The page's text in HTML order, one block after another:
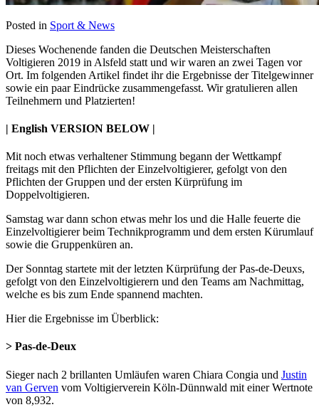
Posted in Sport & News
Dieses Wochenende fanden die Deutschen Meisterschaften
Voltigieren 2019 in Alsfeld statt und wir waren an zwei Tagen vor
Ort. Im folgenden Artikel findet ihr die Ergebnisse der Titelgewinner
sowie ein paar Eindrücke zusammengefasst. Wir gratulieren allen
Teilnehmern und Platzierten!
| English VERSION BELOW |
Mit noch etwas verhaltener Stimmung begann der Wettkampf
freitags mit den Pflichten der Einzelvoltigierer, gefolgt von den
Pflichten der Gruppen und der ersten Kürprüfung im
Doppelvoltigieren.
Samstag war dann schon etwas mehr los und die Halle feuerte die
Einzelvoltigierer beim Technikprogramm und dem ersten Kürumlauf
sowie die Gruppenküren an.
Der Sonntag startete mit der letzten Kürprüfung der Pas-de-Deuxs,
gefolgt von den Einzelvoltigierern und den Teams am Nachmittag,
welche es bis zum Ende spannend machten.
Hier die Ergebnisse im Überblick:
> Pas-de-Deux
Sieger nach 2 brillanten Umläufen waren Chiara Congia und Justin
van Gerven vom Voltigierverein Köln-Dünnwald mit einer Wertnote
von 8,932.